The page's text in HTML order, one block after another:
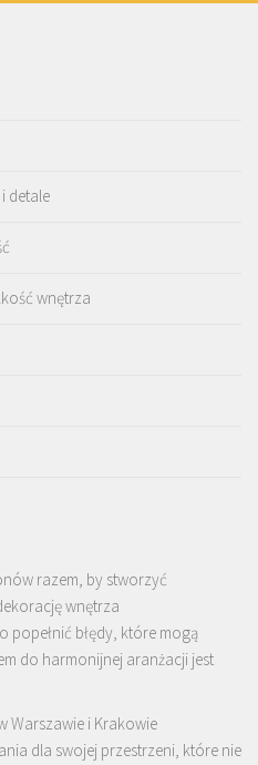
detale
wnętrza
razem, by stworzyć
wnętrza
popełnić błędy, które mogą
do harmonijnej aranżacji jest
Warszawie i Krakowie
dla swojej przestrzeni, które nie